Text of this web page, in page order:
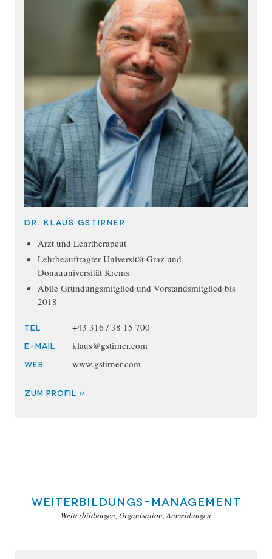
Dr. Klaus Gstirner
Arzt und Lehrtherapeut
Lehrbeauftragter Universität Graz und
Donauuniversität Krems
Abile Gründungsmitglied und Vorstandsmitglied bis
2018
TEL +43 316 / 38 15 700
E-MAIL klaus@gstirner.com
WEB www.gstirner.com
ZUM PROFIL »
Weiterbildungs-Management
Weiterbildungen, Organisation, Anmeldungen